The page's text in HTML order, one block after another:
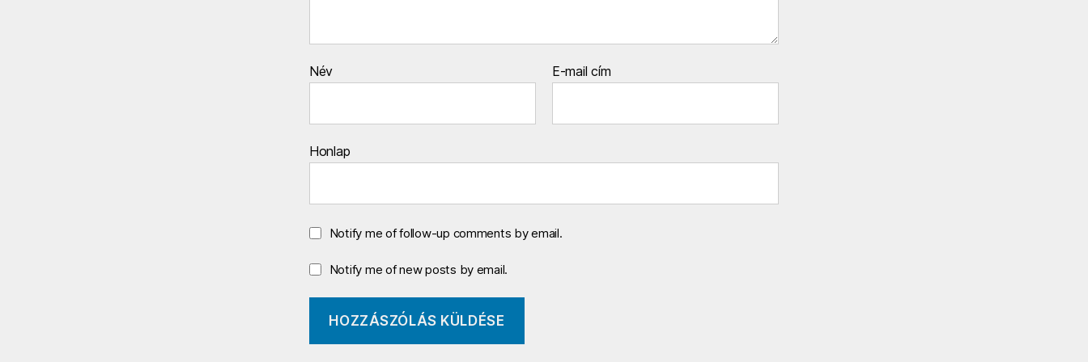
Név E-mail cím
Honlap
Notify me of follow-up comments by email.
Notify me of new posts by email.